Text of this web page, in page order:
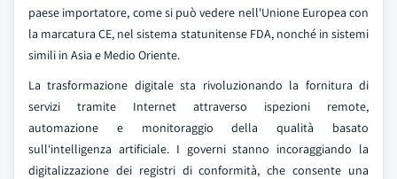
paese importatore, come si può vedere nell'Unione Europea con
la marcatura CE, nel sistema statunitense FDA, nonché in sistemi
simili in Asia e Medio Oriente.
La trasformazione digitale sta rivoluzionando la fornitura di
servizi tramite Internet attraverso ispezioni remote,
automazione e monitoraggio della qualità basato
sull'intelligenza artificiale. I governi stanno incoraggiando la
digitalizzazione dei registri di conformità, che consente una